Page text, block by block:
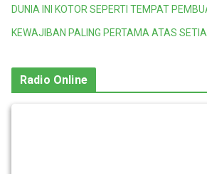
DUNIA INI KOTOR SEPERTI TEMPAT
KEWAJIBAN PALING PERTAMA ATAS
Radio Online